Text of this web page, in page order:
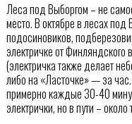
Леса под Выборгом – не
место. В октябре в лесах
подосиновиков,
электричке от
(электричка также делает
либо на «Ласточке» — за
примерно каждые 30-40
электрички, но в пути –